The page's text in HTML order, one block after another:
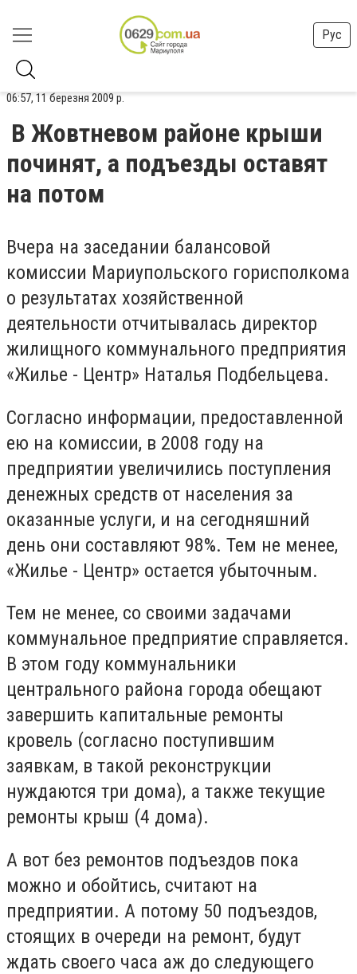
Рус
06:57, 11 березня 2009 р.
В Жовтневом районе крыши
починят, а подъезды оставят
на потом
Вчера на заседании балансовой
комиссии Мариупольского горисполкома
о результатах хозяйственной
деятельности отчитывалась директор
жилищного коммунального предприятия
«Жилье - Центр» Наталья Подбельцева.
Согласно информации, предоставленной
ею на комиссии, в 2008 году на
предприятии увеличились поступления
денежных средств от населения за
оказанные услуги, и на сегодняшний
день они составляют 98%. Тем не менее,
«Жилье - Центр» остается убыточным.
Тем не менее, со своими задачами
коммунальное предприятие справляется.
В этом году коммунальники
центрального района города обещают
завершить капитальные ремонты
кровель (согласно поступившим
заявкам, в такой реконструкции
нуждаются три дома), а также текущие
ремонты крыш (4 дома).
А вот без ремонтов подъездов пока
можно и обойтись, считают на
предприятии. А потому 50 подъездов,
стоящих в очереди на ремонт, будут
ждать своего часа аж до следующего